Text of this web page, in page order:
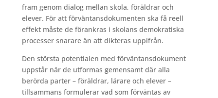
fram genom dialog mellan skola, föräldrar och
elever. För att förväntansdokumenten ska få reell
effekt måste de förankras i skolans demokratiska
processer snarare än att dikteras uppifrån.
Den största potentialen med förväntansdokument
uppstår när de utformas gemensamt där alla
berörda parter – föräldrar, lärare och elever –
tillsammans formulerar vad som förväntas av